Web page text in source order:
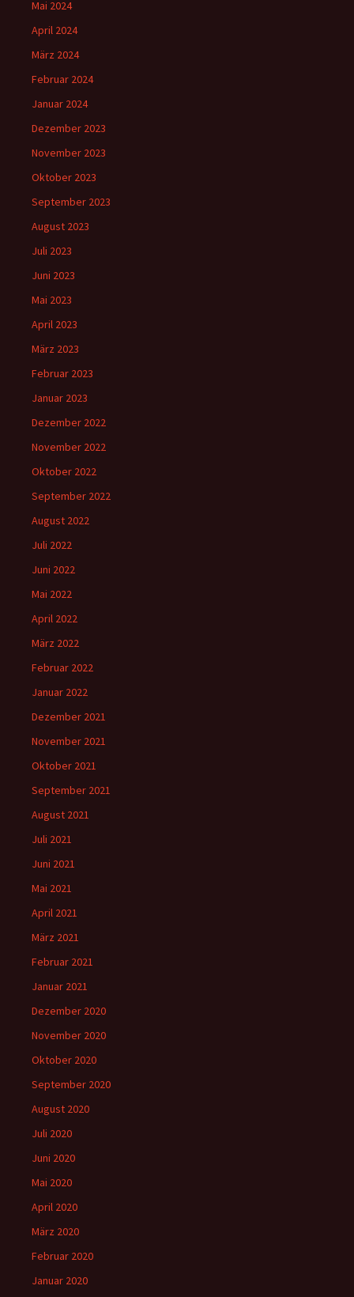
Mai 2024
April 2024
März 2024
Februar 2024
Januar 2024
Dezember 2023
November 2023
Oktober 2023
September 2023
August 2023
Juli 2023
Juni 2023
Mai 2023
April 2023
März 2023
Februar 2023
Januar 2023
Dezember 2022
November 2022
Oktober 2022
September 2022
August 2022
Juli 2022
Juni 2022
Mai 2022
April 2022
März 2022
Februar 2022
Januar 2022
Dezember 2021
November 2021
Oktober 2021
September 2021
August 2021
Juli 2021
Juni 2021
Mai 2021
April 2021
März 2021
Februar 2021
Januar 2021
Dezember 2020
November 2020
Oktober 2020
September 2020
August 2020
Juli 2020
Juni 2020
Mai 2020
April 2020
März 2020
Februar 2020
Januar 2020